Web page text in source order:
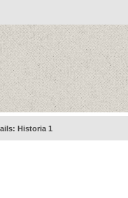
Historia 1